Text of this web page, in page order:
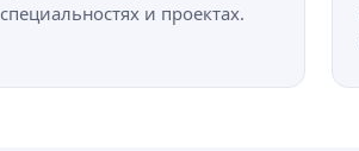
специальностях и проектах.